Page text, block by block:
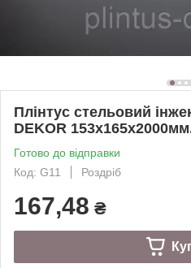
Плінтус стельовий
DEKOR
Готово до відправки
Код: G11
Роздріб
167,48 ₴